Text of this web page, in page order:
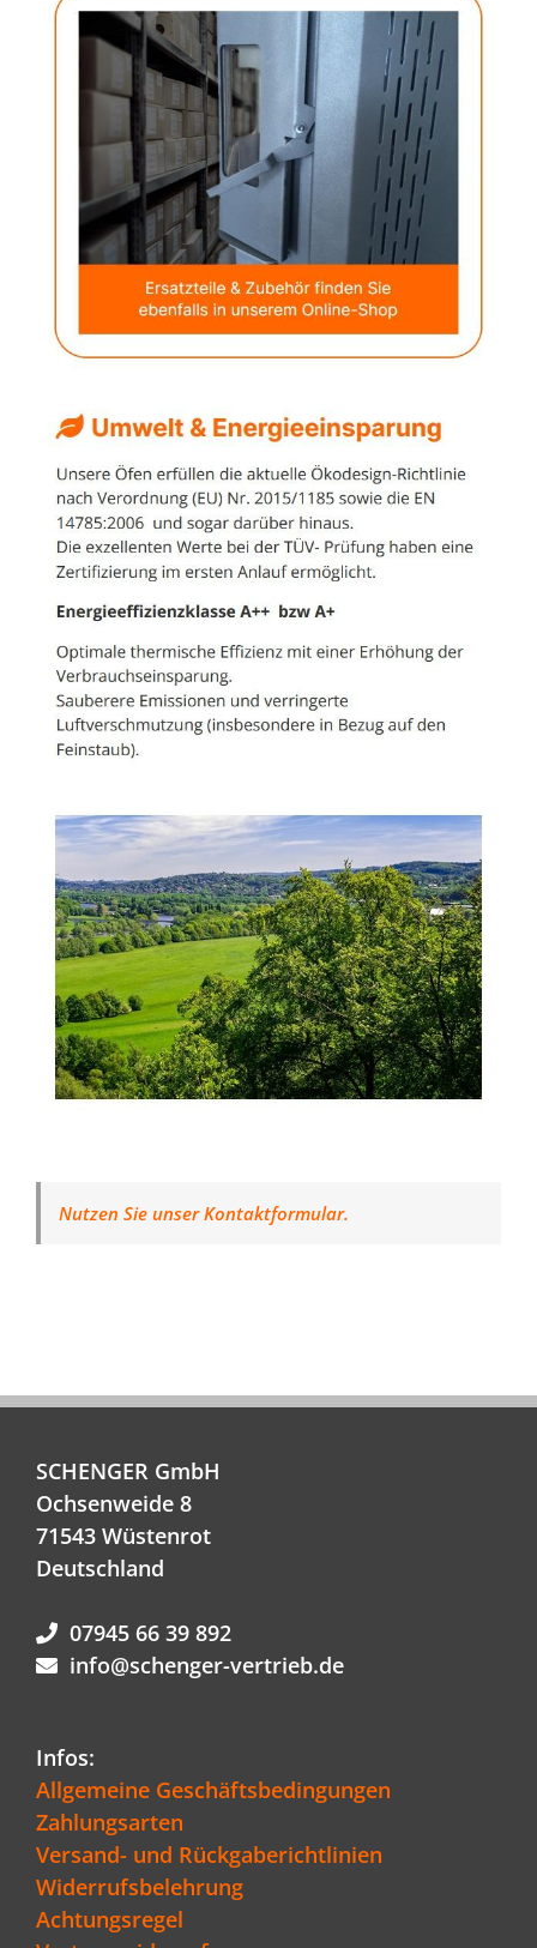
Nutzen Sie unser Kontaktformular.
SCHENGER GmbH
Ochsenweide 8
71543 Wüstenrot
Deutschland
07945 66 39 892
info@schenger-vertrieb.de
Infos:
Allgemeine Geschäftsbedingungen
Zahlungsarten
Versand- und Rückgaberichtlinien
Widerrufsbelehrung
Achtungsregel